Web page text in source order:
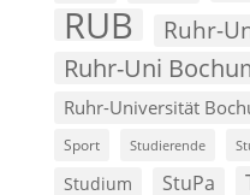
RUB Ruhr-
Ruhr-Uni
Ruhr-Universität
Sport Studierende
Studium StuPa